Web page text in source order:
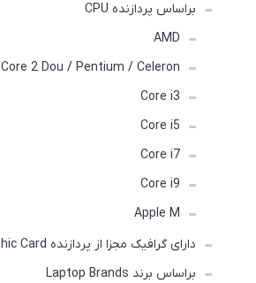
براساس پردازنده CPU
AMD
Core 2 Dou / Pentium / Celeron
Core i3
Core i5
Core i7
Core i9
Apple M
دارای گرافیک مجزا از پردازنده Graphic Card
براساس برند Laptop Brands